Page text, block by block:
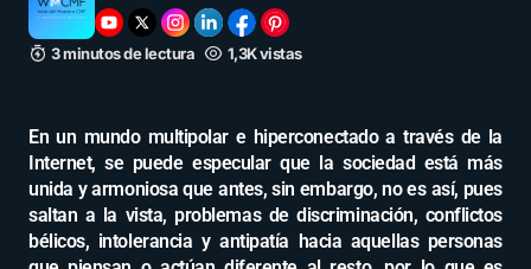
3 minutos de lectura 1,3K vistas
En un mundo multipolar e hiperconectado a través de la
Internet, se puede especular que la sociedad está más
unida y armoniosa que antes, sin embargo, no es así, pues
saltan a la vista, problemas de discriminación, conflictos
bélicos, intolerancia y antipatía hacia aquellas personas